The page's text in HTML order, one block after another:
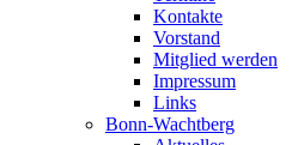
Kontakte
Vorstand
Mitglied werden
Impressum
Links
Bonn-Wachtberg